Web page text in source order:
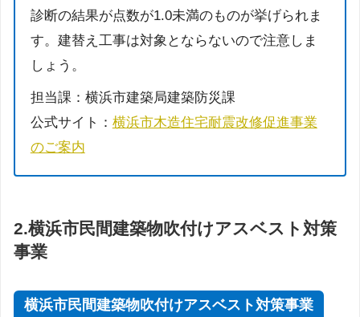
診断の結果が点数が1.0未満のものが挙げられま
す。建替え工事は対象とならないので注意しま
しょう。
担当課：横浜市建築局建築防災課
公式サイト： 横浜市木造住宅耐震改修促進事業
のご案内
2.横浜市民間建築物吹付けアスベスト対策
事業
横浜市民間建築物吹付けアスベスト対策事業